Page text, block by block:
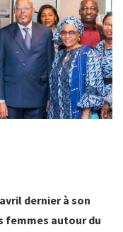
dernier à son
femmes autour du